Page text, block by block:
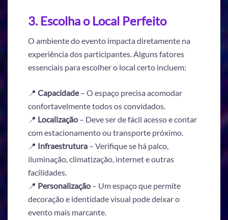
3. Escolha o Local Perfeito
O ambiente do evento impacta diretamente na
experiência dos participantes. Alguns fatores
essenciais para escolher o local certo incluem:
📍 Capacidade– O espaço precisa acomodar
confortavelmente todos os convidados.
📍 Localização – Deve ser de fácil acesso e contar
com estacionamento ou transporte próximo.
📍 Infraestrutura – Verifique se há palco,
iluminação, climatização, internet e outras
facilidades.
📍 Personalização – Um espaço que permite
decoração e identidade visual pode deixar o
evento mais marcante.